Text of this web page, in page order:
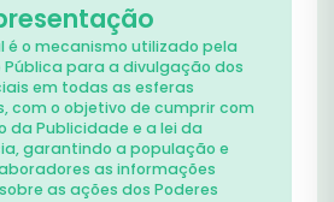
é o mecanismo utilizado pela
para a divulgação dos
em todas as esferas
com o objetivo de cumprir com
da Publicidade e a lei da
garantindo a população e
as informações
as ações dos Poderes